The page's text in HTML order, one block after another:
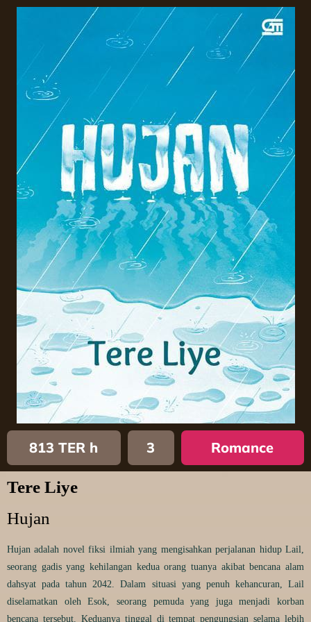
813 TER h 3 Romance
Tere Liye
Hujan
Hujan adalah novel fiksi ilmiah yang mengisahkan perjalanan hidup Lail,
seorang gadis yang kehilangan kedua orang tuanya akibat bencana alam
dahsyat pada tahun 2042. Dalam situasi yang penuh kehancuran, Lail
diselamatkan oleh Esok, seorang pemuda yang juga menjadi korban
bencana tersebut. Keduanya tinggal di tempat pengungsian selama lebih